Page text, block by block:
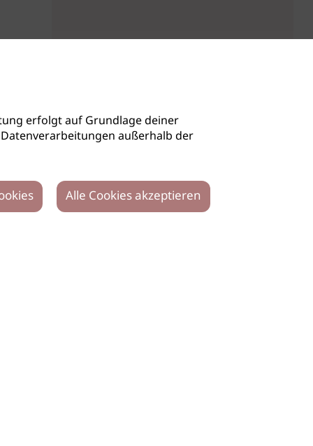
erfolgt auf Grundlage deiner
Datenverarbeitungen außerhalb der
Alle Cookies akzeptieren